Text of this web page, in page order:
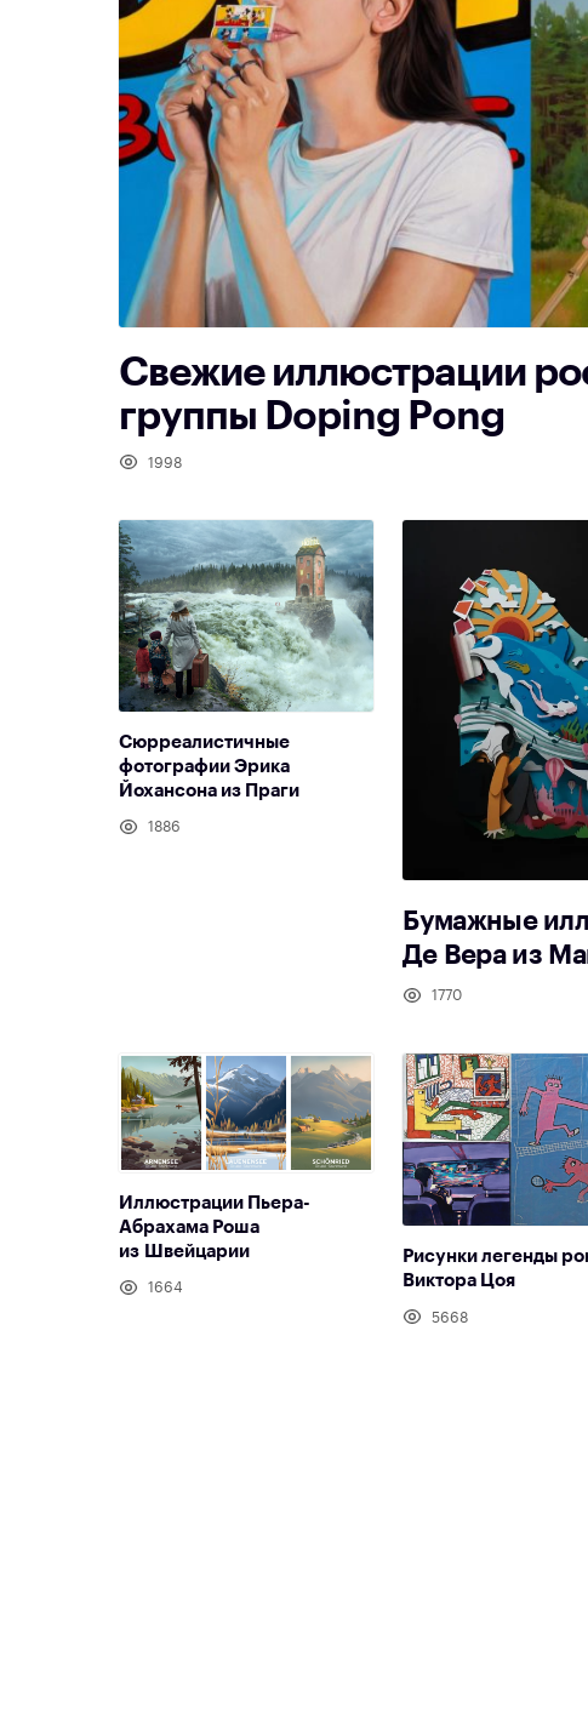
Свежие иллюстрации
группы Doping Pong
1998
Сюрреалистичные
фотографии Эрика
Йохансона из Праги
1886
Бумажные
Де Вера из
1770
Иллюстрации Пьера-
Абрахама Роша
из Швейцарии
1664
Рисунки легенды
Виктора Цоя
5668